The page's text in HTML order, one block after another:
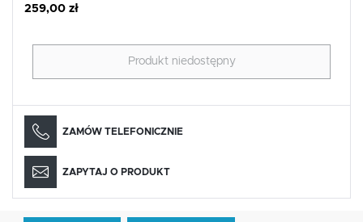
259,00 zł
Produkt niedostępny
ZAMÓW TELEFONICZNIE
ZAPYTAJ O PRODUKT